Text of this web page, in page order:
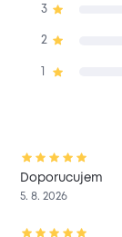
3
2
Doporucujem
5. 8. 2026